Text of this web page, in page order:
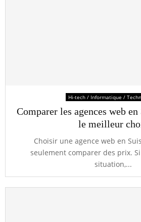
Hi-tech / Informatique /
Comparer les agences web
le meilleur
Choisir une agence web en
seulement comparer des prix.
situation,...